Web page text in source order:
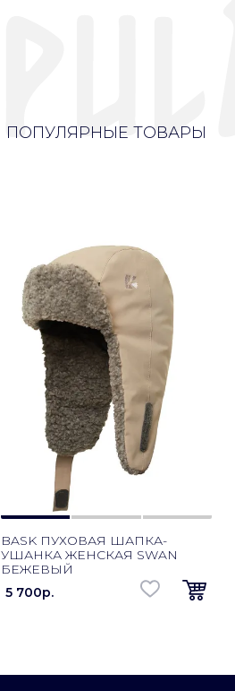
ПОПУЛЯРНЫЕ ТОВАРЫ
BASK ПУХОВАЯ ШАПКА-
УШАНКА ЖЕНСКАЯ SWAN
БЕЖЕВЫЙ
5 700p.